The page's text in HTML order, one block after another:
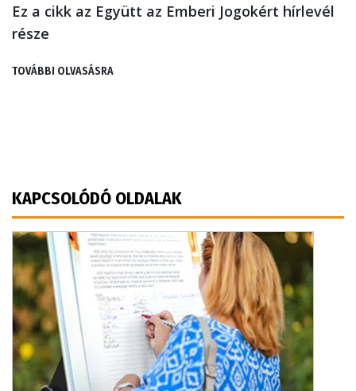
Ez a cikk az Együtt az Emberi Jogokért hírlevél
része
TOVÁBBI OLVASÁSRA
KAPCSOLÓDÓ OLDALAK